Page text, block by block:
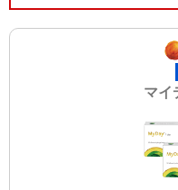
マイ